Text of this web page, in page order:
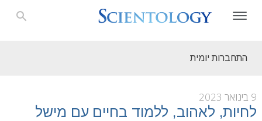
התחברות יומית
9 בינואר 2023
לחיות, לאהוב, ללמוד בחיים עם מישל